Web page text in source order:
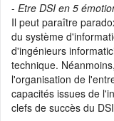
- Etre DSI en 5
Il peut paraître
du système
d'ingénieurs
technique.
l'organisation de
capacités issues de
clefs de succès du